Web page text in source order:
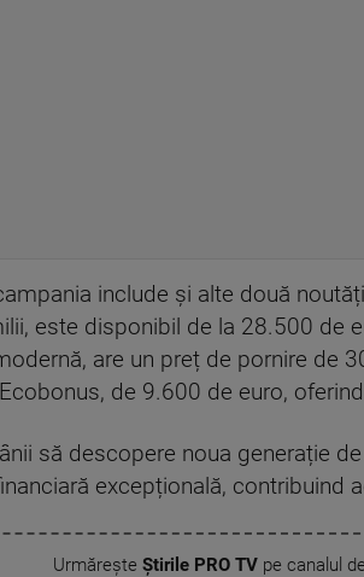
include și alte două
este disponibil de la 28.500 de
are un preț de pornire de
de 9.600 de euro,
să descopere noua generație
excepțională, contribuind
Urmărește Știrile PRO TVpe canalul